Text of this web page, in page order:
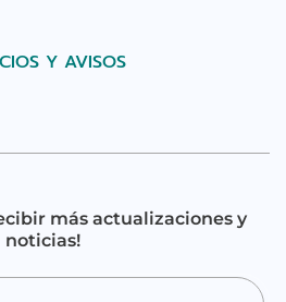
Y AVISOS
más actualizaciones y
noticias!